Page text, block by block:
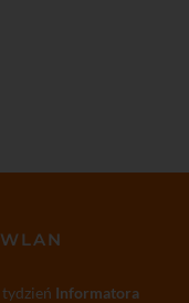
Informatora